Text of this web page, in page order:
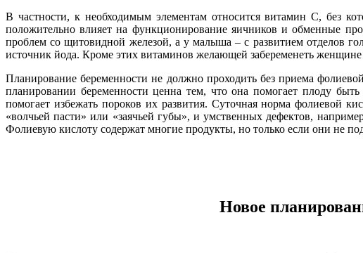
В частности, к необходимым элементам относится витамин C, без
положительно влияет на функционирование яичников и обменные
проблем со щитовидной железой, а у малыша – с развитием отделов
источник йода. Кроме этих витаминов желающей забеременеть
Планирование беременности не должно проходить без приема
планировании беременности ценна тем, что она помогает плоду
помогает избежать пороков их развития. Суточная норма фолиевой
«волчьей пасти» или «заячьей губы», и умственных дефектов,
Фолиевую кислоту содержат многие продукты, но только если они не
Новое